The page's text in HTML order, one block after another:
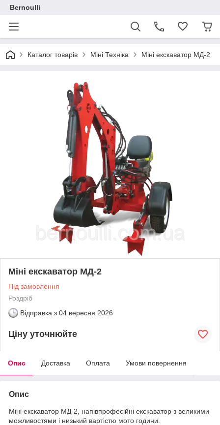
Bernoulli
Каталог товарів Міні Техніка Міні екскаватор МД-2
Міні екскаватор МД-2
Під замовлення
Роздріб
Відправка з 04 вересня 2026
Ціну уточнюйте
Опис Доставка Оплата Умови повернення
Опис
Міні екскаватор МД-2, напівпрофесійні екскаватор з великими
можливостями і низький вартістю мото години.